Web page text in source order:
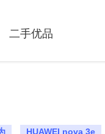
二手优品
HUAWEI nova 3e